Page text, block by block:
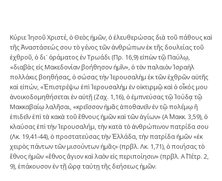
Κύριε Ἰησοῦ Χριστέ, ὁ Θεὸς ἡμῶν, ὁ ἐλευθερώσας διὰ τοῦ πάθους καὶ
τῆς Ἀναστάσεώς σου τὸ γένος τῶν ἀνθρώπων ἐκ τῆς δουλείας τοῦ
ἐχθροῦ, ὁ δι᾿ ὁράματος ἐν Τρωάδι (Πρ. 16,9) εἰπὼν τῷ Παύλῳ,
«διαβὰς εἰς Μακεδονίαν βοήθησον ἡμῖν», ὁ τὸν παλαιὸν Ἰσραὴλ
πολλάκις βοηθήσας, ὁ σώσας τὴν Ἱερουσαλὴμ ἐκ τῶν ἐχθρῶν αὐτῆς
καὶ εἰπών, «Ἐπιστρέψω ἐπὶ Ἱερουσαλὴμ ἐν οἰκτιρμῷ καὶ ὁ οἶκός μου
ἀνοικοδομηθήσεται ἐν αὐτῇ (Ζαχ. 1,16), ὁ ἐμπνεύσας τῷ Ἰούδᾳ τῷ
Μακκαβαίῳ λαλῆσαι, «κρεῖσσον ἡμᾶς ἀποθανεῖν ἐν τῷ πολέμῳ ἢ
ἐπιδεῖν ἐπὶ τὰ κακὰ τοῦ ἔθνους ἡμῶν καὶ τῶν ἁγίων» (Α΄ Μακκ. 3,59), ὁ
κλαύσας ἐπὶ τὴν Ἱερουσαλήμ, τὴν κατὰ τὸ ἀνθρώπινον πατρίδα σου
(Λκ. 19,41-44), ὁ προστατεύσας τὴν Ἑλλάδα, τὴν πατρίδα ἡμῶν «ἐκ
χειρὸς πάντων τῶν μισούντων ἡμᾶς» (πρβλ. Λκ. 1,71), ὁ ποιήσας τὸ
ἔθνος ἡμῶν «ἔθνος ἅγιον καὶ λαὸν εἰς περιποίησιν» (πρβλ. Α΄ Πέτρ. 2,
9), ἐπάκουσον ἐν τῇ ὥρᾳ ταύτῃ τῆς δεήσεως ἡμῶν.